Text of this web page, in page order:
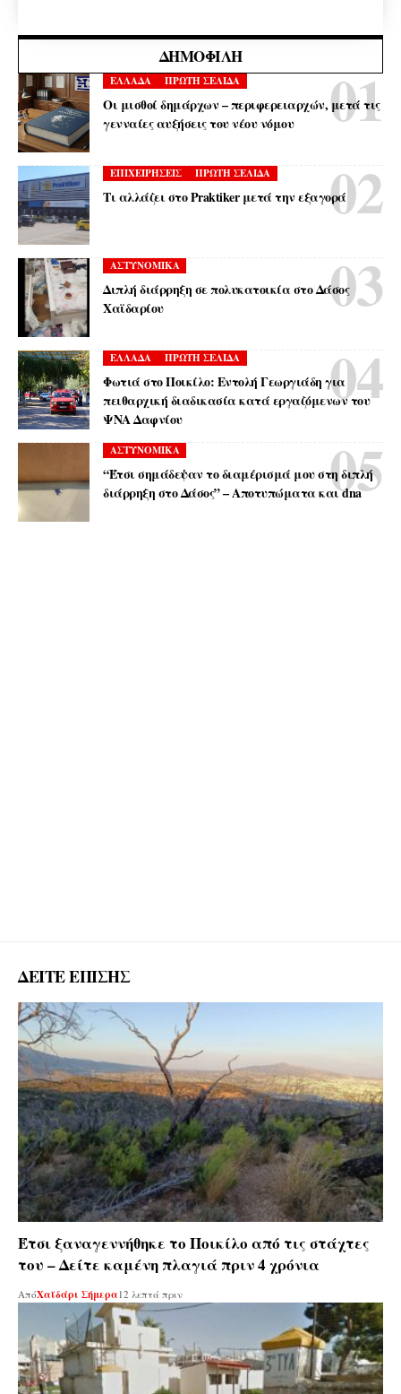
ΔΗΜΟΦΙΛΉ
ΕΛΛΑΔΑ ΠΡΩΤΗ ΣΕΛΙΔΑ
Οι μισθοί δημάρχων – περιφερειαρχών, μετά τις
γενναίες αυξήσεις του νέου νόμου
ΕΠΙΧΕΙΡΗΣΕΙΣ ΠΡΩΤΗ ΣΕΛΙΔΑ
Τι αλλάζει στο Praktiker μετά την εξαγορά
ΑΣΤΥΝΟΜΙΚΑ
Διπλή διάρρηξη σε πολυκατοικία στο Δάσος
Χαϊδαρίου
ΕΛΛΑΔΑ ΠΡΩΤΗ ΣΕΛΙΔΑ
Φωτιά στο Ποικίλο: Εντολή Γεωργιάδη για
πειθαρχική διαδικασία κατά εργαζόμενων του
ΨΝΑ Δαφνίου
ΑΣΤΥΝΟΜΙΚΑ
“Έτσι σημάδεψαν το διαμέρισμά μου στη διπλή
διάρρηξη στο Δάσος” – Αποτυπώματα και dna
ΔΕΙΤΕ ΕΠΙΣΗΣ
Έτσι ξαναγεννήθηκε το Ποικίλο από τις στάχτες
του – Δείτε καμένη πλαγιά πριν 4 χρόνια
ΑπόΧαϊδάρι Σήμερα 12 λεπτά πριν